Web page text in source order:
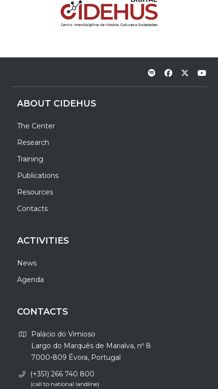
ABOUT CIDEHUS
The Center
Research
Training
Publications
Resources
Contacts
ACTIVITIES
News
Agenda
CONTACTS
Palácio do Vimioso
Largo do Marquês de Marialva, nº 8
7000-809 Évora, Portugal
(+351) 266 740 800
(call to national landline)